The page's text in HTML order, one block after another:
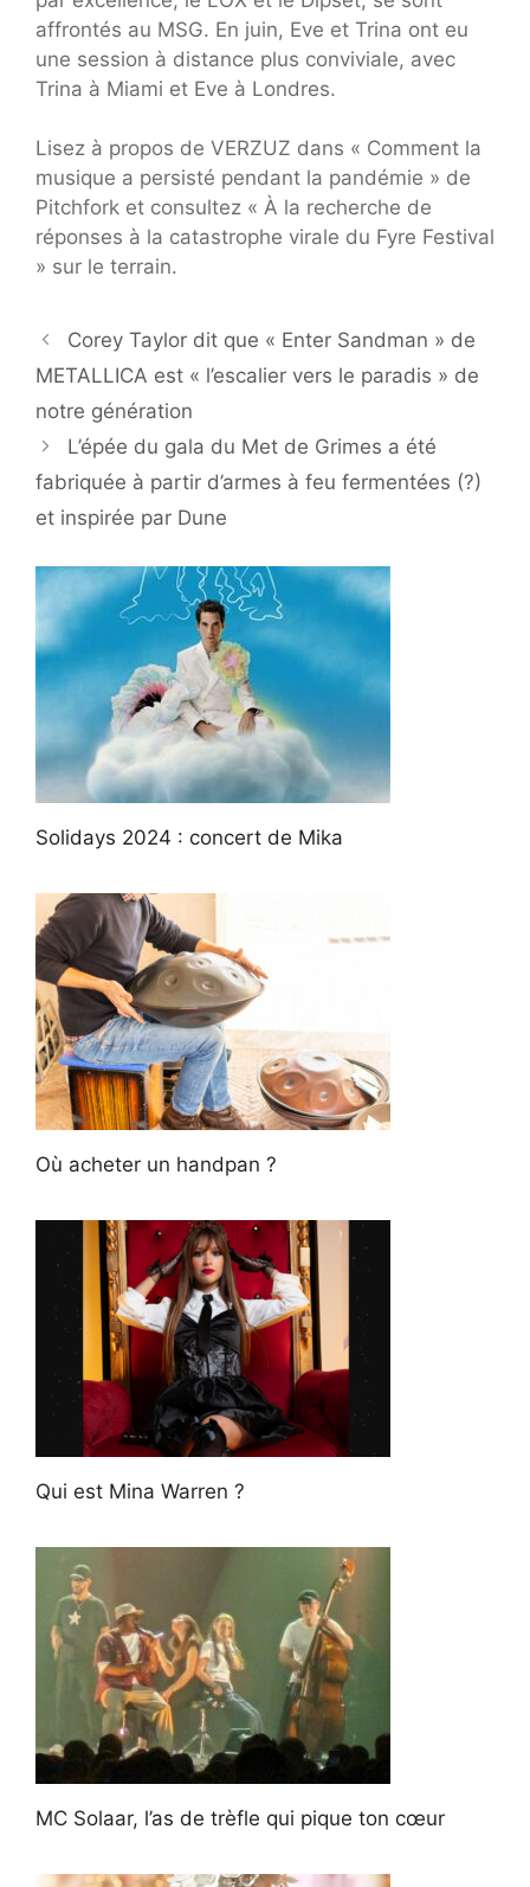
affrontés au MSG. En juin, Eve et Trina ont eu
une session à distance plus conviviale, avec
Trina à Miami et Eve à Londres.
Lisez à propos de VERZUZ dans « Comment la
musique a persisté pendant la pandémie » de
Pitchfork et consultez « À la recherche de
réponses à la catastrophe virale du Fyre Festival
» sur le terrain.
Corey Taylor dit que « Enter Sandman » de
METALLICA est « l’escalier vers le paradis » de
notre génération
L’épée du gala du Met de Grimes a été
fabriquée à partir d’armes à feu fermentées (?)
et inspirée par Dune
Solidays 2024 : concert de Mika
Où acheter un handpan ?
Qui est Mina Warren ?
MC Solaar, l’as de trèfle qui pique ton cœur